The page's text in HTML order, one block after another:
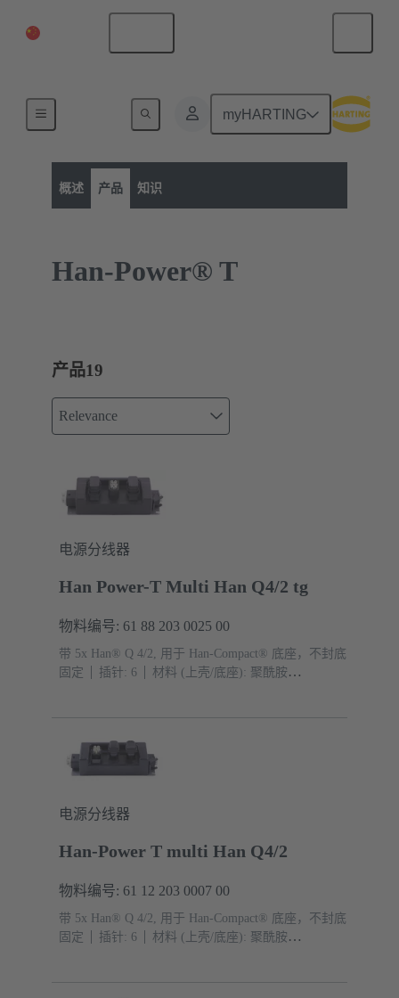
myHARTING
概述 产品 知识
Han-Power® Energy 分线器
Han-Power® T
产品19
Relevance
电源分线器
Han Power-T Multi Han Q4/2 tg
物料编号: 61 88 203 0025 00
带 5x Han® Q 4/2, 用于 Han-Compact® 底座，不封底
固定
插针: 6
材料 (上壳/底座): 聚酰胺
电源分线器
Han-Power T multi Han Q4/2
物料编号: 61 12 203 0007 00
带 5x Han® Q 4/2, 用于 Han-Compact® 底座，不封底
固定
插针: 6
材料 (上壳/底座): 聚酰胺